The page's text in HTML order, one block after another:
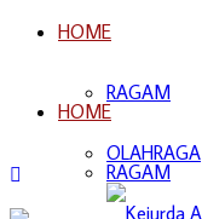
HOME
RAGAM
OLAHRAGA
HOME
RAGAM